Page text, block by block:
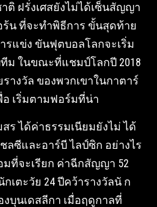
ติ ฝรั่งเศสยังไม่ได้เซ็นสัญญา
ร้น ที่จะทำพิธีการ ขั้นสุดท้าย
แข่ง ขันฟุตบอลโลกจะเริ่ม
ม ในขณะที่แชมป์โลกปี 2018
างวัล ของพวกเขาในกาตาร์
อ เริ่มตามฟอร์มที่น่า
ร ได้ค่าธรรมเนียมยังไม่ ได้
ลซีและอาร์บี ไลป์ซิก อย่างไร
มที่จะเรียก ค่าฉีกสัญญา 52
เตะวัย 24 ปีคว้ารางวัลนั ก
บุนเดสลีกา เมื่อฤดูกาลที่